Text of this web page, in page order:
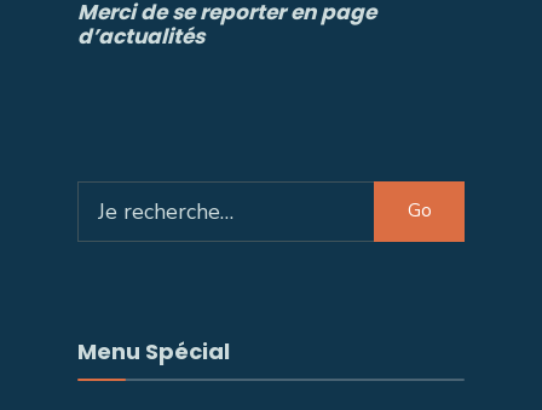
Merci de se reporter en page
d’actualités
for:
Go
Menu Spécial